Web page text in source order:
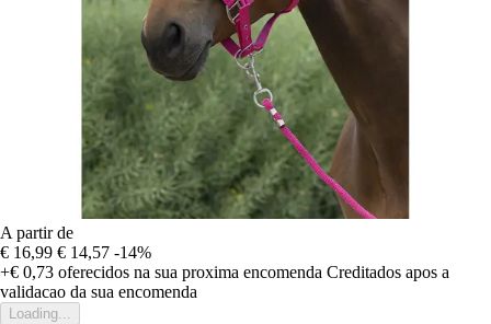
A partir de
€ 16,99 € 14,57 -14%
+€ 0,73 oferecidos na sua proxima encomenda Creditados apos a
validacao da sua encomenda
Loading...